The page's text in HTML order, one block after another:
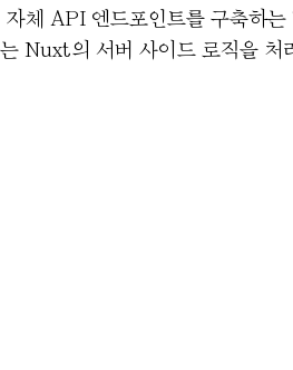
체 API 엔드포인트를 구축하
Nuxt의 서버 사이드 로직을